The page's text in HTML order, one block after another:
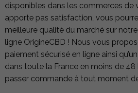
disponibles dans les commerces de
apporte pas satisfaction, vous
meilleure qualité du marché sur
ligne OrigineCBD ! Nous vous
paiement sécurisé en ligne ainsi
dans toute la France en moins de 48
passer commande à tout moment